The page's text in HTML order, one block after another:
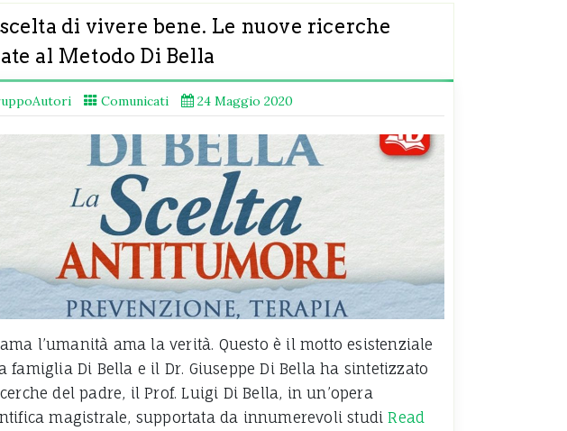
di vivere bene. Le nuove ricerche
al Metodo Di Bella
Comunicati 24 Maggio 2020
l’umanità ama la verità. Questo è il motto esistenziale
famiglia Di Bella e il Dr. Giuseppe Di Bella ha sintetizzato
del padre, il Prof. Luigi Di Bella, in un’opera
magistrale, supportata da innumerevoli studiRead